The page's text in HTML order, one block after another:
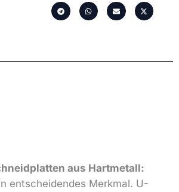
aus Hartmetall:
entscheidendes Merkmal. U-